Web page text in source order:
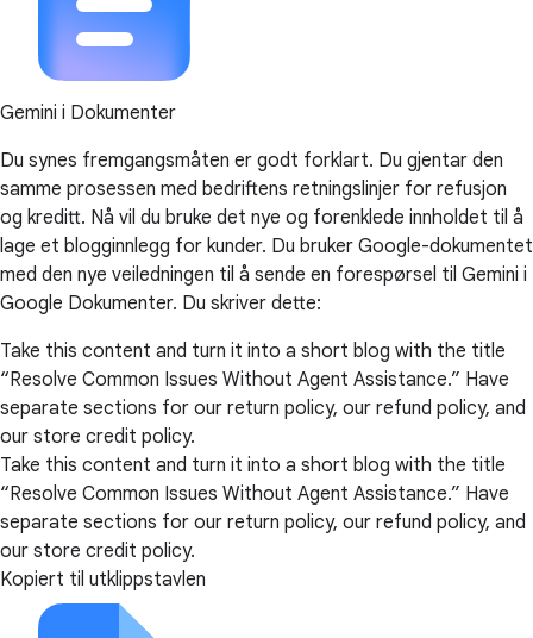
Gemini i Dokumenter
Du synes fremgangsmåten er godt forklart. Du gjentar den
samme prosessen med bedriftens retningslinjer for refusjon
og kreditt. Nå vil du bruke det nye og forenklede innholdet til å
lage et blogginnlegg for kunder. Du bruker Google-dokumentet
med den nye veiledningen til å sende en forespørsel til Gemini i
Google Dokumenter. Du skriver dette:
Take this content and turn it into a short blog with the title
“Resolve Common Issues Without Agent Assistance.” Have
separate sections for our return policy, our refund policy, and
our store credit policy.
Take this content and turn it into a short blog with the title
“Resolve Common Issues Without Agent Assistance.” Have
separate sections for our return policy, our refund policy, and
our store credit policy.
Kopiert til utklippstavlen